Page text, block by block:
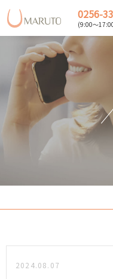
0256-
(9:00～
2024.08.07